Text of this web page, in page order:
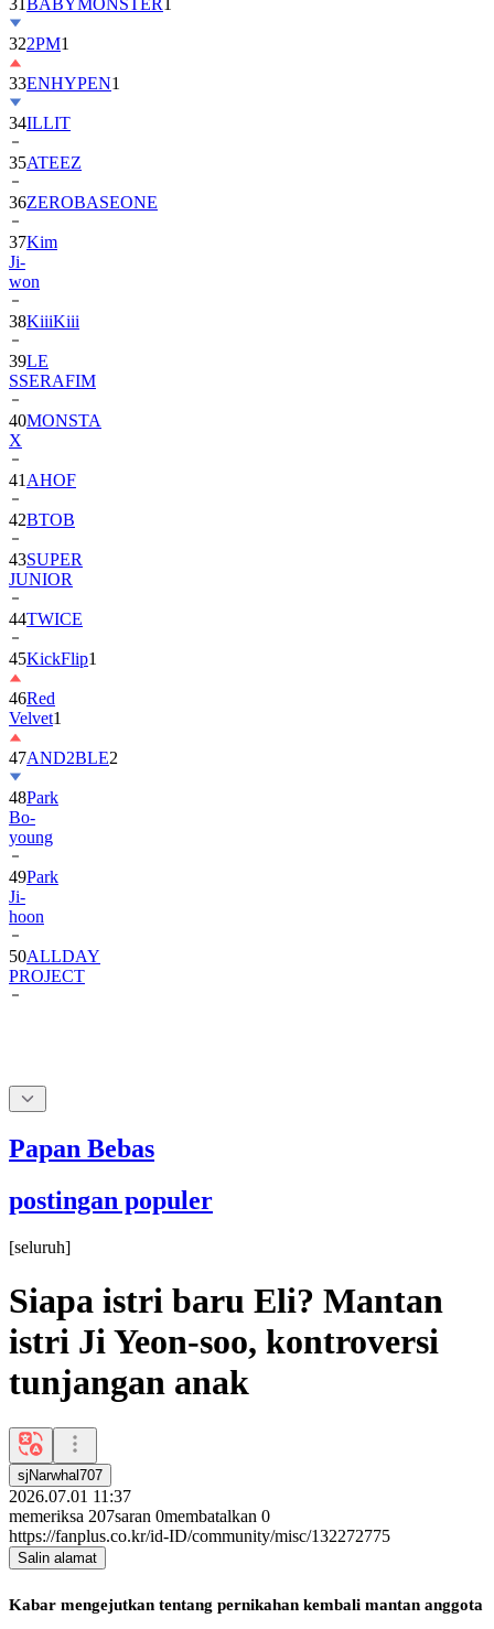
31 BABYMONSTER
322PM1
33ENHYPEN1
34ILLIT
35ATEEZ
36ZEROBASEONE
37Kim
Ji-
won
38KiiiKiii
39LE
SSERAFIM
40MONSTA
X
41 AHOF
42BTOB
43SUPER
JUNIOR
44TWICE
45KickFlip1
46Red
Velvet1
47AND2BLE2
48Park
Bo-
young
49Park
Ji-
hoon
50ALLDAY
PROJECT
Papan Bebas
postingan populer
[seluruh]
Siapa istri baru Eli? Mantan
istri Ji Yeon-soo, kontroversi
tunjangan anak
sjNarwhal707
2026.07.01 11:37
memeriksa 207saran 0membatalkan 0
https://fanplus.co.kr/id-ID/community/misc/132272775
Salin alamat
Kabar mengejutkan tentang pernikahan kembali mantan anggota